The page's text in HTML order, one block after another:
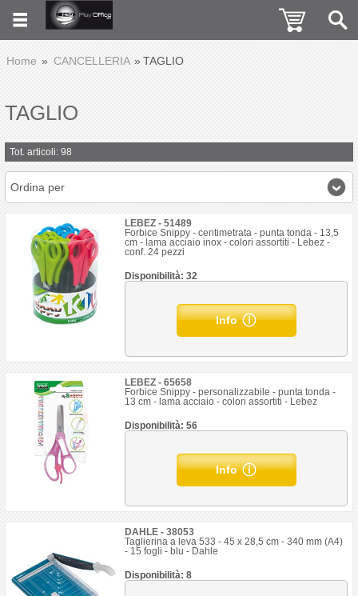
Home CANCELLERIA TAGLIO
TAGLIO
Tot. articoli: 98
Ordina per
LEBEZ - 51489
Forbice Snippy - centimetrata - punta tonda - 13,5
cm - lama acciaio inox - colori assortiti - Lebez -
conf. 24 pezzi
Disponibilità: 32
Info
LEBEZ - 65658
Forbice Snippy - personalizzabile - punta tonda -
13 cm - lama acciaio - colori assortiti - Lebez
Disponibilità: 56
Info
DAHLE - 38053
Taglierina a leva 533 - 45 x 28,5 cm - 340 mm (A4)
- 15 fogli - blu - Dahle
Disponibilità: 8